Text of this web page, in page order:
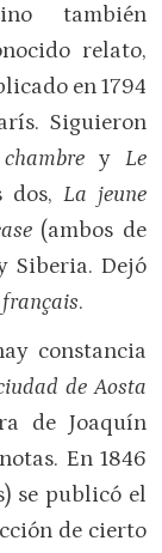
también
relato,
en 1794
Siguieron
y Le
dos, La jeune
(ambos de
Siberia. Dejó
.
constancia
de Aosta
de Joaquín
En 1846
se publicó el
de cierto